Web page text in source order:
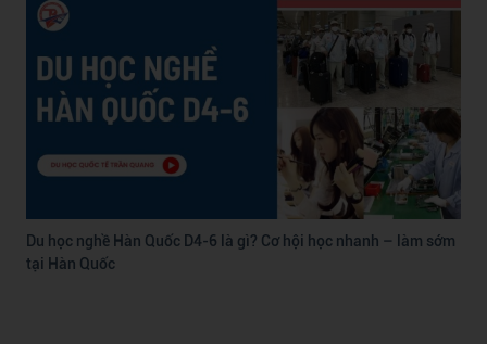
Du học nghề Hàn Quốc D4-6 là gì? Cơ hội học nhanh – làm sớm
tại Hàn Quốc